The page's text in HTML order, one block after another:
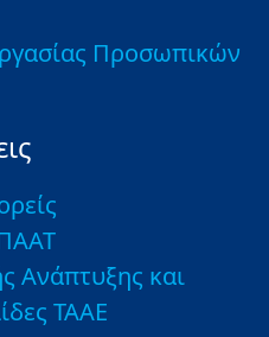
Προσωπικών
Ανάπτυξης και
ΤΑΑΕ